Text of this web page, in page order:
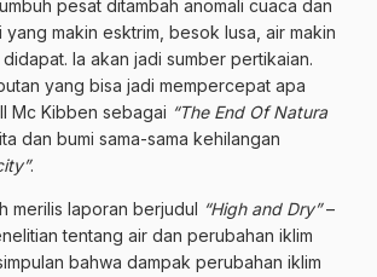
pesat ditambah anomali cuaca dan
yang makin esktrim, besok lusa, air makin
Ia akan jadi sumber pertikaian.
yang bisa jadi mempercepat apa
Mc Kibben sebagai “The End Of Natura
dan bumi sama-sama kehilangan
.
merilis laporan berjudul “High and Dry”–
tentang air dan perubahan iklim
bahwa dampak perubahan iklim